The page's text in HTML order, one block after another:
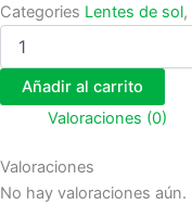
Categories Lentes de sol,
Añadir al carrito
Valoraciones (0)
Valoraciones
No hay valoraciones aún.